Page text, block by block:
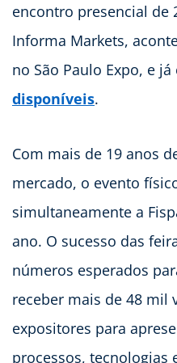
encontro presencial de
Informa Markets,
no São Paulo Expo, e
disponíveis.
Com mais de 19 anos
mercado, o evento
simultaneamente a
ano. O sucesso das
números esperados
receber mais de 48 mil
expositores para
processos, tecnologias